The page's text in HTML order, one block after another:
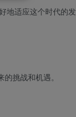
地适应这个时代的发
挑战和机遇。